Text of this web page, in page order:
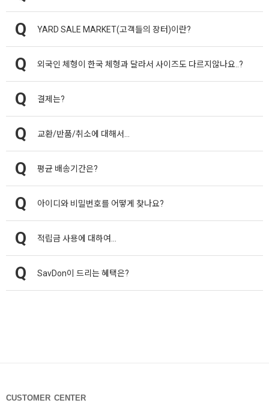
YARD SALE MARKET(고객들의 장터)이란?
외국인 체형이 한국 체형과 달라서 사이즈도 다르지않나요..?
결제는?
교환/반품/취소에 대해서...
평균 배송기간은?
아이디와 비밀번호를 어떻게 찾나요?
적립금 사용에 대하여...
SavDon이 드리는 혜택은?
CUSTOMER CENTER